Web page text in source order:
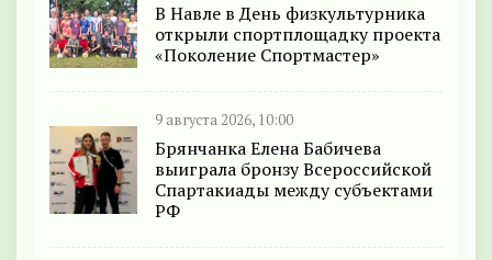
В Навле в День физкультурника
открыли спортплощадку проекта
«Поколение Спортмастер»
9 августа 2026, 10:00
Брянчанка Елена Бабичева
выиграла бронзу Всероссийской
Спартакиады между субъектами
РФ